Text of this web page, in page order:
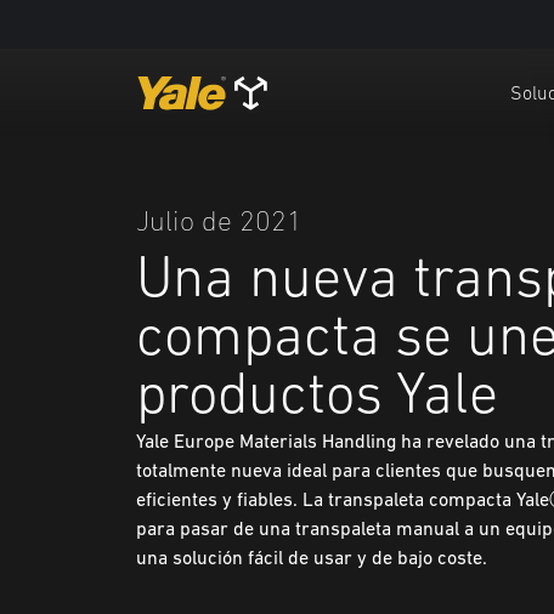
Julio de 2021
Una nueva
compacta se
productos Yale
Yale Europe Materials Handling ha revelado una
totalmente nueva ideal para clientes que
eficientes y fiables. La transpaleta compacta
para pasar de una transpaleta manual a un
una solución fácil de usar y de bajo coste.